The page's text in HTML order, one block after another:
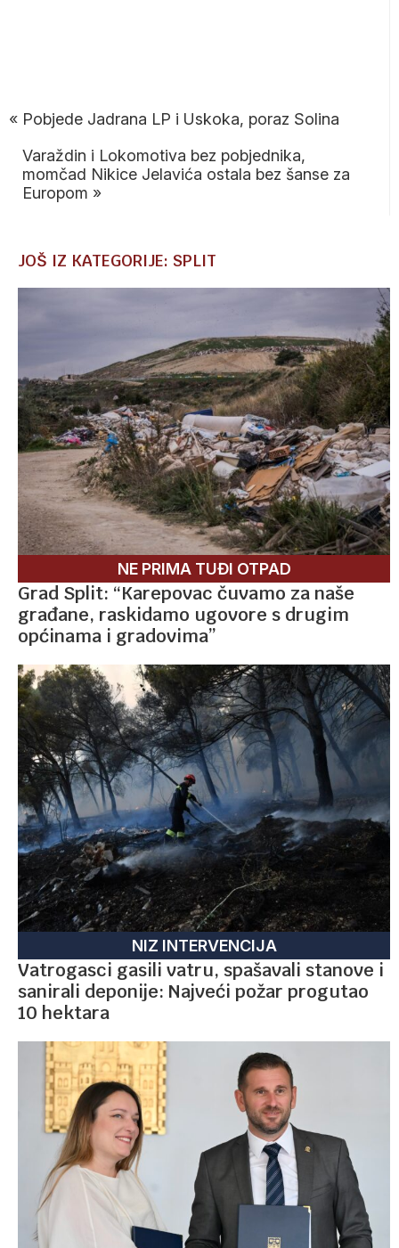
« Pobjede Jadrana LP i Uskoka, poraz Solina
Varaždin i Lokomotiva bez pobjednika,
momčad Nikice Jelavića ostala bez šanse za
Europom »
JOŠ IZ KATEGORIJE: SPLIT
NE PRIMA TUĐI OTPAD
Grad Split: “Karepovac čuvamo za naše
građane, raskidamo ugovore s drugim
općinama i gradovima”
NIZ INTERVENCIJA
Vatrogasci gasili vatru, spašavali stanove i
sanirali deponije: Najveći požar progutao
10 hektara